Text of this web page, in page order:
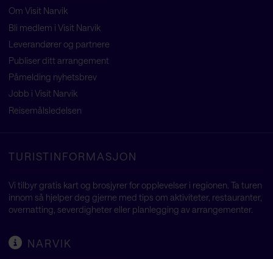
Om Visit Narvik
Bli medlem i Visit Narvik
Leverandører og partnere
Publiser ditt arrangement
Påmelding nyhetsbrev
Jobb i Visit Narvik
Reisemålsledelsen
TURISTINFORMASJON
Vi tilbyr gratis kart og brosjyrer for opplevelser i regionen. Ta turen
innom så hjelper deg gjerne med tips om aktiviteter, restauranter,
overnatting, severdigheter eller planlegging av arrangementer.
NARVIK